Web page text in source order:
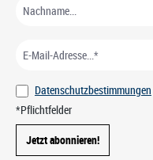
Datenschutzbestimmungen
*Pflichtfelder
Jetzt abonnieren!